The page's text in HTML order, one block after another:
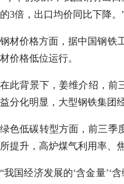
的3倍，出口均价同比下降。
钢材价格方面，据中国钢铁
材价格低位运行。
在此背景下，姜维介绍，前
益分化明显，大型钢铁集团
绿色低碳转型方面，前三季
所提升，高炉煤气利用率、
“我国经济发展的‘含金量’‘